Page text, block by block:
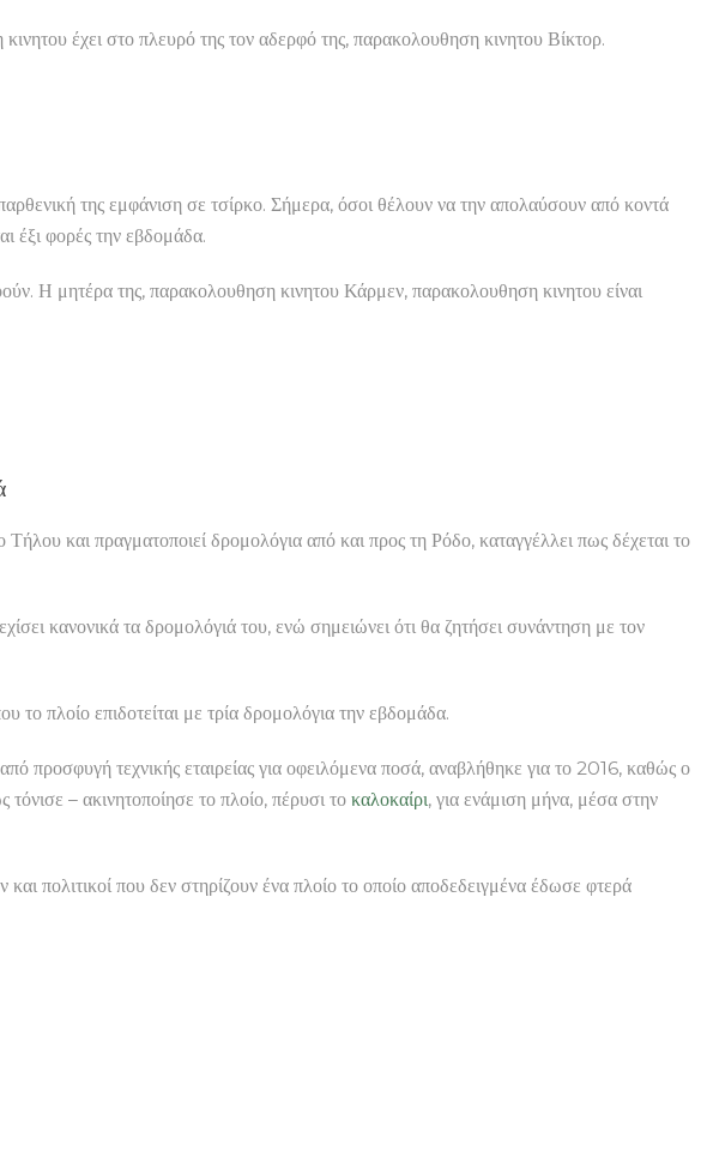
έχει στο πλευρό της τον αδερφό της, παρακολουθηση κινητου Βίκτορ.
της εμφάνιση σε τσίρκο. Σήμερα, όσοι θέλουν να την απολαύσουν από κοντά
έξι φορές την εβδομάδα.
Η μητέρα της, παρακολουθηση κινητου Κάρμεν, παρακολουθηση κινητου είναι
και πραγματοποιεί δρομολόγια από και προς τη Ρόδο, καταγγέλλει πως δέχεται το
κανονικά τα δρομολόγιά του, ενώ σημειώνει ότι θα ζητήσει συνάντηση με τον
το πλοίο επιδοτείται με τρία δρομολόγια την εβδομάδα.
τεχνικής εταιρείας για οφειλόμενα ποσά, αναβλήθηκε για το 2016, καθώς ο
τόνισε – ακινητοποίησε το πλοίο, πέρυσι το καλοκαίρι, για ενάμιση μήνα, μέσα στην
πολιτικοί που δεν στηρίζουν ένα πλοίο το οποίο αποδεδειγμένα έδωσε φτερά